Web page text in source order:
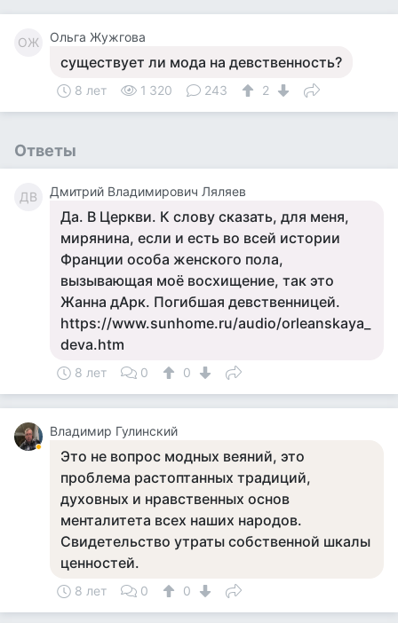
ОЖ Ольга Жужгова
существует ли мода на девственность?
8 лет 1 320 243 2
Ответы
ДВ Дмитрий Владимирович Ляляев
Да. В Церкви. К слову сказать, для меня,
мирянина, если и есть во всей истории
Франции особа женского пола,
вызывающая моё восхищение, так это
Жанна дАрк. Погибшая девственницей.
https://www.sunhome.ru/audio/orleanskaya_
deva.htm
8 лет 0 0
Владимир Гулинский
Это не вопрос модных веяний, это
проблема растоптанных традиций,
духовных и нравственных основ
менталитета всех наших народов.
Свидетельство утраты собственной шкалы
ценностей.
8 лет 0 0